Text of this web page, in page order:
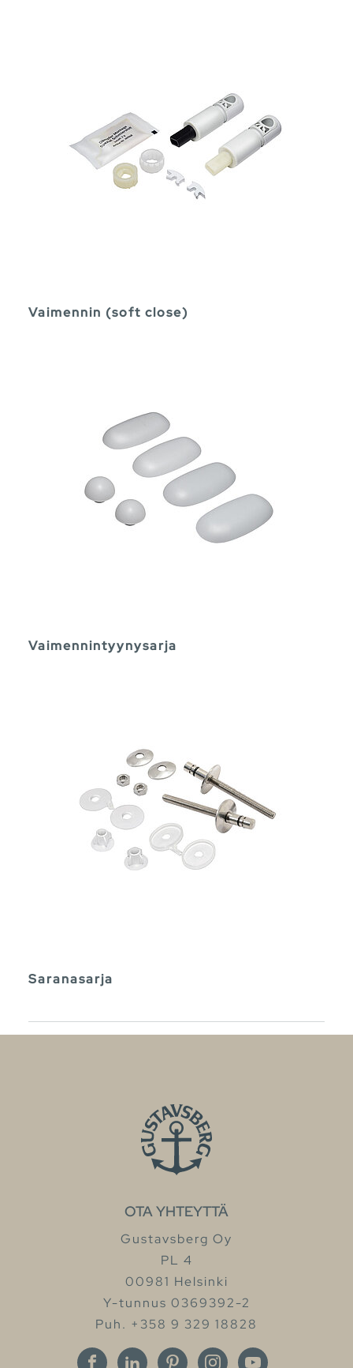
Vaimennin (soft close)
Vaimennintyynysarja
Saranasarja
OTA YHTEYTTÄ
Gustavsberg Oy
PL 4
00981 Helsinki
Y-tunnus 0369392-2
Puh. +358 9 329 18828